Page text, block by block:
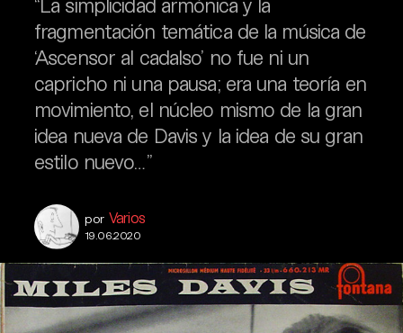
fragmentación temática de la música de
‘Ascensor al cadalso’ no fue ni un
capricho ni una pausa; era una teoría en
movimiento, el núcleo mismo de la gran
idea nueva de Davis y la idea de su gran
estilo nuevo…”
por Varios
19.06.2020